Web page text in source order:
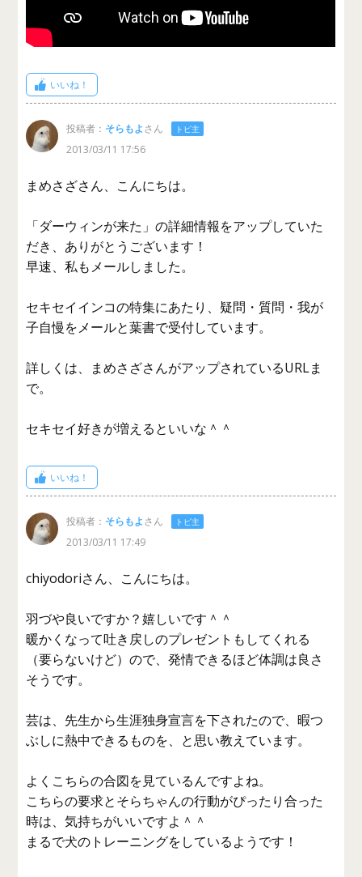
うとうと…
いいね！
投稿者： そらもよさん トピ主
2013/03/11 17:56
まめさざさん、こんにちは。
「ダーウィンが来た」の詳細情報をアップしていた
だき、ありがとうございます！
早速、私もメールしました。
セキセイインコの特集にあたり、疑問・質問・我が
子自慢をメールと葉書で受付しています。
詳しくは、まめさざさんがアップされているURLま
で。
セキセイ好きが増えるといいな＾＾
いいね！
投稿者： そらもよさん トピ主
2013/03/11 17:49
chiyodoriさん、こんにちは。
羽づや良いですか？嬉しいです＾＾
暖かくなって吐き戻しのプレゼントもしてくれる
（要らないけど）ので、発情できるほど体調は良さ
そうです。
芸は、先生から生涯独身宣言を下されたので、暇つ
ぶしに熱中できるものを、と思い教えています。
よくこちらの合図を見ているんですよね。
こちらの要求とそらちゃんの行動がぴったり合った
時は、気持ちがいいですよ＾＾
まるで犬のトレーニングをしているようです！